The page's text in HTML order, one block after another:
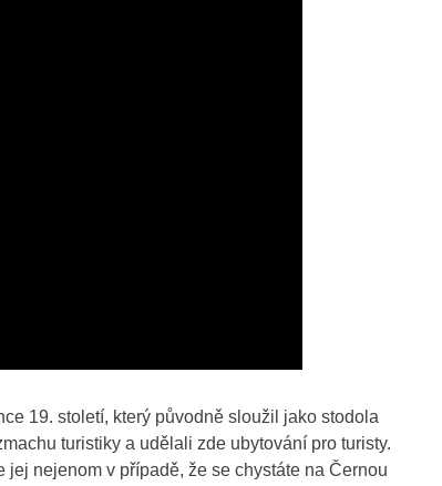
19. století, který původně sloužil jako stodola
turistiky a udělali zde ubytování pro turisty.
nejenom v případě, že se chystáte na Černou